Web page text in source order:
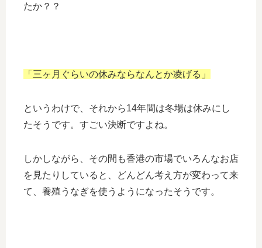
たか？？
「三ヶ月ぐらいの休みならなんとか凌げる」
というわけで、それから14年間は冬場は休みにし
たそうです。すごい決断ですよね。
しかしながら、その間も香港の市場でいろんなお店
を見たりしていると、どんどん考え方が変わって来
て、養殖うなぎを使うようになったそうです。